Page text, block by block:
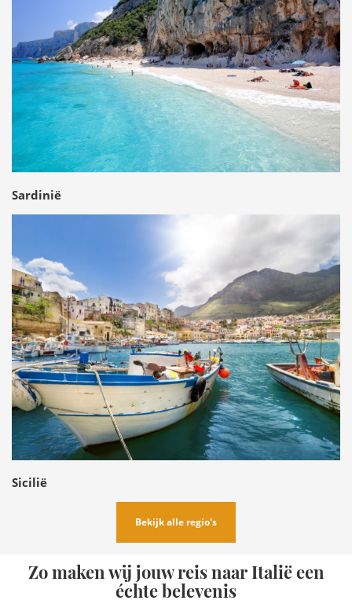
Sardinië
Sicilië
Bekijk alle regio's
Zo maken wij jouw reis naar Italië een
échte belevenis